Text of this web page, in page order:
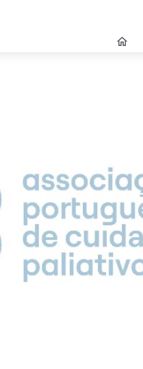
home
CICLO DE DEBATES
AGENDA
MEDIA
Notícias
Comunicados de Imprensa